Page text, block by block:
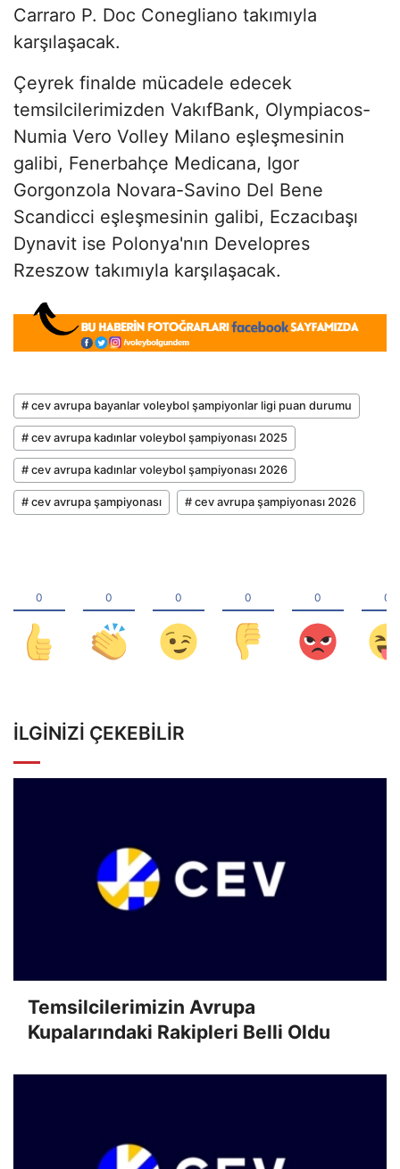
Carraro P. Doc Conegliano takımıyla
karşılaşacak.
Çeyrek finalde mücadele edecek
temsilcilerimizden VakıfBank, Olympiacos-
Numia Vero Volley Milano eşleşmesinin
galibi, Fenerbahçe Medicana, Igor
Gorgonzola Novara-Savino Del Bene
Scandicci eşleşmesinin galibi, Eczacıbaşı
Dynavit ise Polonya'nın Developres
Rzeszow takımıyla karşılaşacak.
# cev avrupa bayanlar voleybol şampiyonlar ligi puan durumu
# cev avrupa kadınlar voleybol şampiyonası 2025
# cev avrupa kadınlar voleybol şampiyonası 2026
# cev avrupa şampiyonası # cev avrupa şampiyonası 2026
İLGINIZI ÇEKEBILIR
Temsilcilerimizin Avrupa
Kupalarındaki Rakipleri Belli Oldu